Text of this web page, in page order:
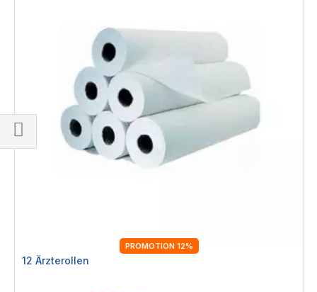
PROMOTION 12%
12 Ärzterollen
Einkaufsoptionen